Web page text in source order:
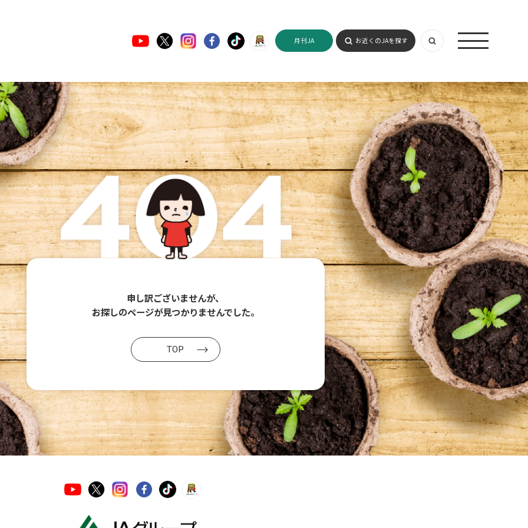
月刊JA お近くのJAを探す
申し訳ございませんが、
お探しのページが見つかりませんでした。
TOP